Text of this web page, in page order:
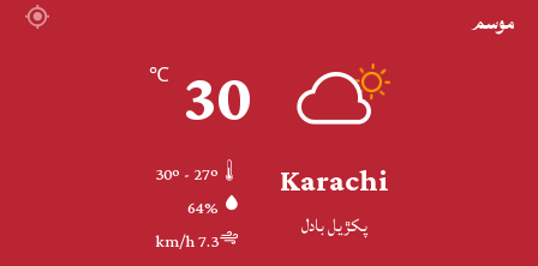
موسم
Karachi
پکڙيل بادل
30
℃
64%
7.3 km/h